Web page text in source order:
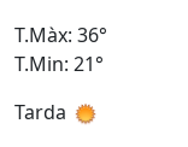
T.Màx: 36°
T.Min: 21°
Tarda